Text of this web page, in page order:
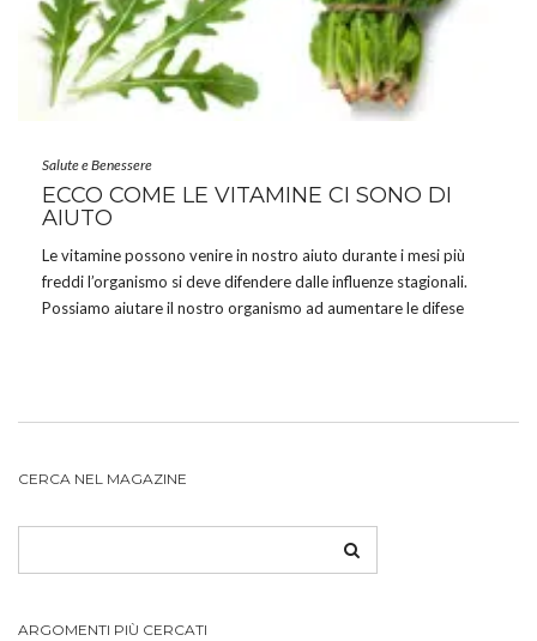
Salute e Benessere
ECCO COME LE VITAMINE CI SONO DI
AIUTO
Le vitamine possono venire in nostro aiuto durante i mesi più
freddi l’organismo si deve difendere dalle influenze stagionali.
Possiamo aiutare il nostro organismo ad aumentare le difese
CERCA NEL MAGAZINE
ARGOMENTI PIÙ CERCATI